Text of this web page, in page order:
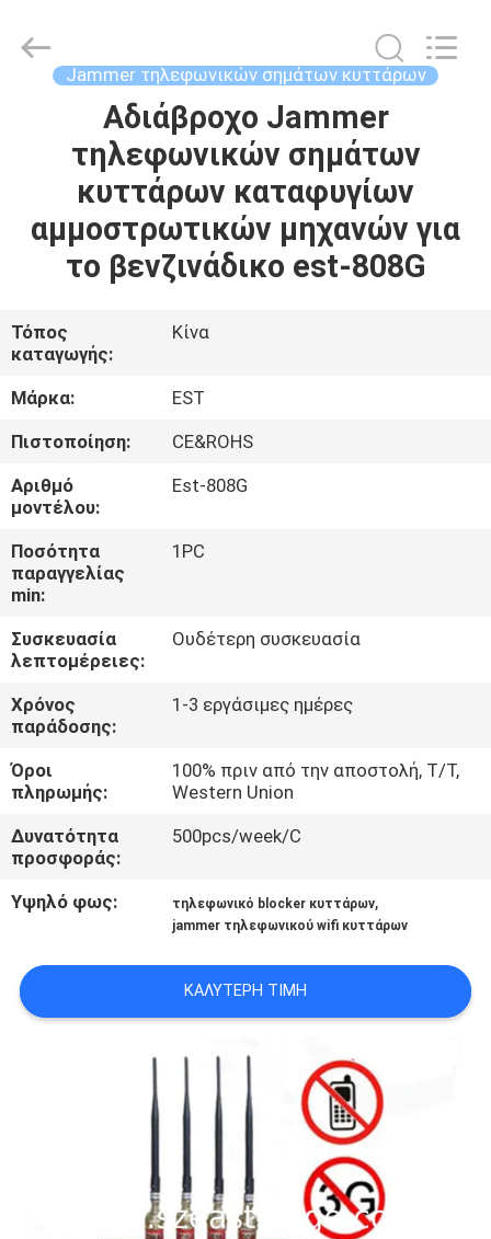
ΠΡΟΪΌΝΤΑ
ΒΊΝΤΕΟ
ΠΕΡΊΠΟΥ
ΕΜΕΊΣ
ΞΕΝΆΓΗΣΗ
ΣΤΟ
ΕΡΓΟΣΤΆΣΙΟ
ΠΟΙΟΤΙΚΌΣ
ΕΛΆΤΕ
ΣΕ
ΕΠΑΦΉ
ΜΕ
ΕΙΔΉΣΕΙΣ
ΠΕΡΙΠΤΏΣΕΙΣ
ΠΡΟΣΦΟΡΆ
ELECTRONICS(HK)
CO.,LTD.
Jammer τηλεφωνικών σημάτων κυττάρων
Αδιάβροχο Jammer
τηλεφωνικών σημάτων
κυττάρων καταφυγίων
αμμοστρωτικών μηχανών για
το βενζινάδικο est-808G
Τόπος
καταγωγής:
Κίνα
Μάρκα:
EST
Πιστοποίηση:
CE&ROHS
Αριθμό
μοντέλου:
Est-808G
Ποσότητα
παραγγελίας
min:
1PC
Συσκευασία
λεπτομέρειες:
Ουδέτερη συσκευασία
Χρόνος
παράδοσης:
1-3 εργάσιμες ημέρες
Όροι
πληρωμής:
100% πριν από την αποστολή, T/T,
Western Union
Δυνατότητα
προσφοράς:
500pcs/week/C
Υψηλό φως: τηλεφωνικό blocker κυττάρων,
jammer τηλεφωνικού wifi κυττάρων
ΚΑΛΎΤΕΡΗ ΤΙΜΉ